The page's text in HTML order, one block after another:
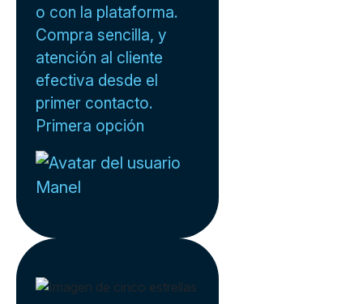
o con la plataforma.
Compra sencilla, y
atención al cliente
efectiva desde el
primer contacto.
Primera opción
Manel